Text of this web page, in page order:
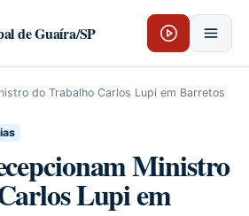
de Guaíra/SP
do Trabalho Carlos Lupi em Barretos
Ministro
Lupi em